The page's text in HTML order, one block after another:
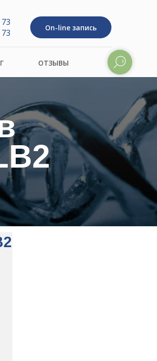
On-line запись
ОТЗЫВЫ